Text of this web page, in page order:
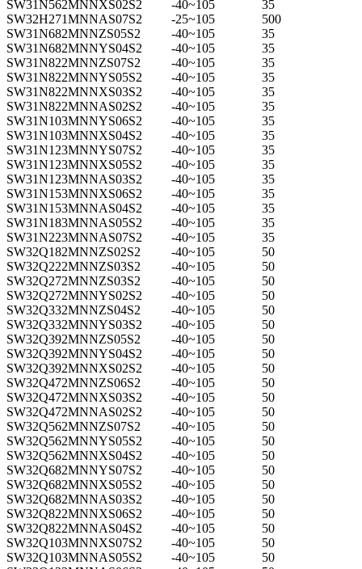
SW31N562MNNXS02S2
-40~105
35
SW32H271MNNAS07S2
-25~105
500
SW31N682MNNZS05S2
-40~105
35
SW31N682MNNYS04S2
-40~105
35
SW31N822MNNZS07S2
-40~105
35
SW31N822MNNYS05S2
-40~105
35
SW31N822MNNXS03S2
-40~105
35
SW31N822MNNAS02S2
-40~105
35
SW31N103MNNYS06S2
-40~105
35
SW31N103MNNXS04S2
-40~105
35
SW31N123MNNYS07S2
-40~105
35
SW31N123MNNXS05S2
-40~105
35
SW31N123MNNAS03S2
-40~105
35
SW31N153MNNXS06S2
-40~105
35
SW31N153MNNAS04S2
-40~105
35
SW31N183MNNAS05S2
-40~105
35
SW31N223MNNAS07S2
-40~105
35
SW32Q182MNNZS02S2
-40~105
50
SW32Q222MNNZS03S2
-40~105
50
SW32Q272MNNZS03S2
-40~105
50
SW32Q272MNNYS02S2
-40~105
50
SW32Q332MNNZS04S2
-40~105
50
SW32Q332MNNYS03S2
-40~105
50
SW32Q392MNNZS05S2
-40~105
50
SW32Q392MNNYS04S2
-40~105
50
SW32Q392MNNXS02S2
-40~105
50
SW32Q472MNNZS06S2
-40~105
50
SW32Q472MNNXS03S2
-40~105
50
SW32Q472MNNAS02S2
-40~105
50
SW32Q562MNNZS07S2
-40~105
50
SW32Q562MNNYS05S2
-40~105
50
SW32Q562MNNXS04S2
-40~105
50
SW32Q682MNNYS07S2
-40~105
50
SW32Q682MNNXS05S2
-40~105
50
SW32Q682MNNAS03S2
-40~105
50
SW32Q822MNNXS06S2
-40~105
50
SW32Q822MNNAS04S2
-40~105
50
SW32Q103MNNXS07S2
-40~105
50
SW32Q103MNNAS05S2
-40~105
50